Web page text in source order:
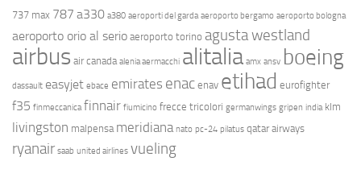
737 max 787 a330 a380 aeroporti del garda aeroporto bergamo aeroporto bologna
aeroporto orio al serio aeroporto torino agusta westland
airbus air canada alenia aermacchi alitalia amx ansv boeing
dassault easyjet ebace emirates enac enav etihad eurofighter
f35 finmeccanica finnair fiumicino frecce tricolori germanwings gripen india klm
livingston malpensa meridiana nato pc-24 pilatus qatar airways
ryanair saab united airlines vueling